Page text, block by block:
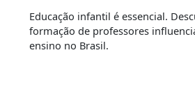
Educação infantil é essencial.
formação de professores
ensino no Brasil.